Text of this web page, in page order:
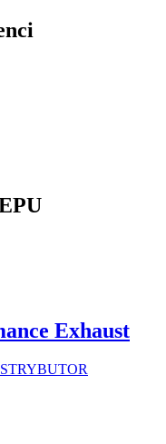
Exhaust